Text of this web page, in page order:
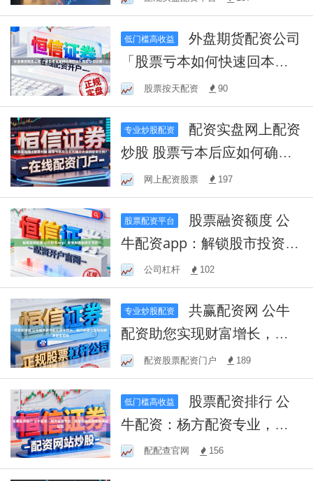
低门槛高收益
外盘期货配资公司
「股票亏本如何快速回本？
配资助你逆袭！」
股票按天配资 90
专业炒股配资
炒股 股票亏本后应如何确定
合适的配资比例？
网上配资股票 197
股票配资平台
牛配资app：解锁股市投资新
契机公司杠杆 102
专业炒股配资
共赢配资网 公牛
配资助您实现财富增长，杨
方配资让您轻松跻身资本市
场
配资股票配资门户 189
低门槛高收益
牛配资：杨方配资专业，助
您稳健投资赢取高额回报
配配查官网 156